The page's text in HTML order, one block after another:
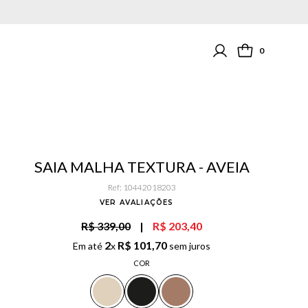
0
SAIA MALHA TEXTURA - AVEIA
Ref: 10442018203
VER AVALIAÇÕES
R$ 339,00 | R$ 203,40
Em até 2x R$ 101,70 sem juros
COR